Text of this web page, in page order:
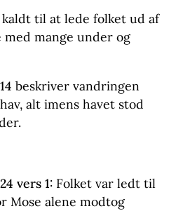
kaldt til at lede folket ud af
med mange under og
beskriver vandringen
alt imens havet stod
vers 1: Folket var ledt til
Mose alene modtog